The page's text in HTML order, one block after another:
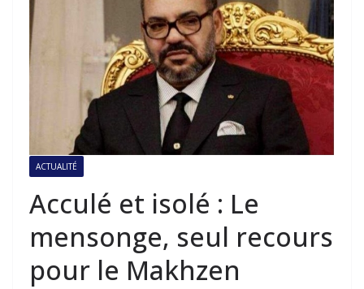
ACTUALITÉ
Acculé et isolé : Le
mensonge, seul recours
pour le Makhzen